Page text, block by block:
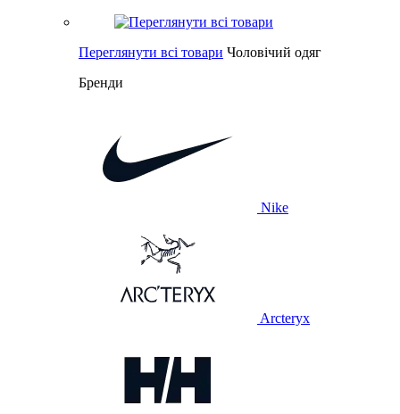
Переглянути всі товари Чоловічий одяг
Бренди
Nike
Arcteryx